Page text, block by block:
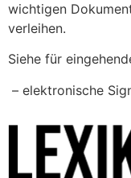
wichtigen
verleihen.
Siehe für
– elektronische